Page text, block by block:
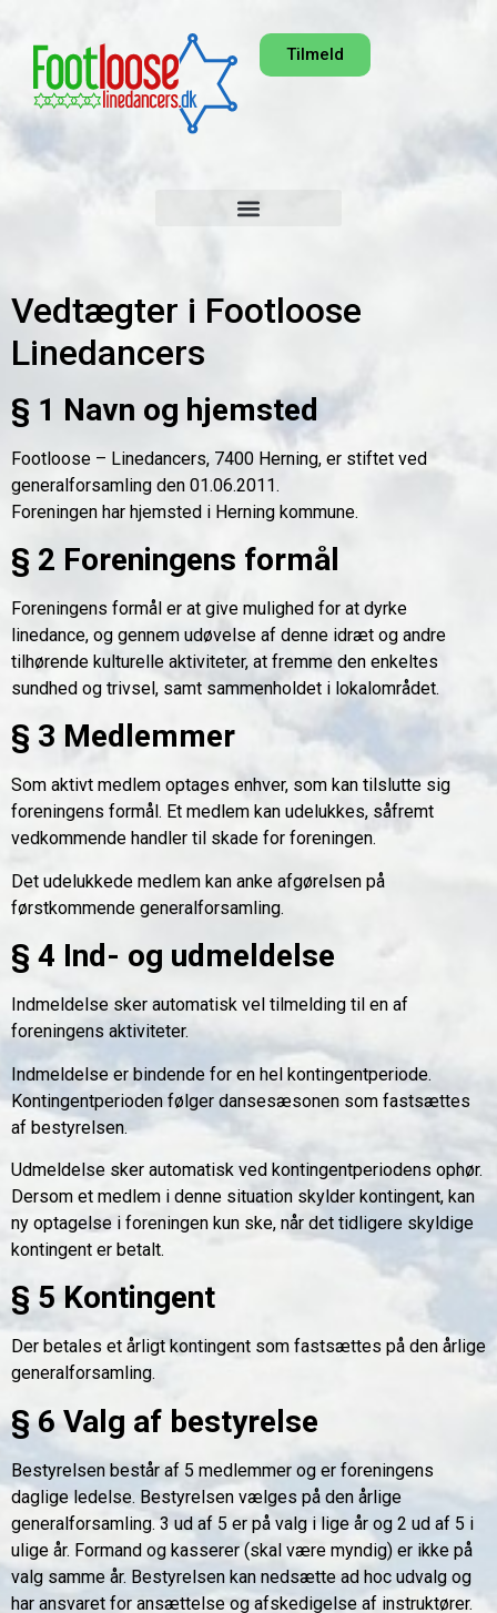
Tilmeld
Vedtægter i Footloose
Linedancers
§ 1 Navn og hjemsted
Footloose – Linedancers, 7400 Herning, er stiftet ved
generalforsamling den 01.06.2011.
Foreningen har hjemsted i Herning kommune.
§ 2 Foreningens formål
Foreningens formål er at give mulighed for at dyrke
linedance, og gennem udøvelse af denne idræt og andre
tilhørende kulturelle aktiviteter, at fremme den enkeltes
sundhed og trivsel, samt sammenholdet i lokalområdet.
§ 3 Medlemmer
Som aktivt medlem optages enhver, som kan tilslutte sig
foreningens formål. Et medlem kan udelukkes, såfremt
vedkommende handler til skade for foreningen.
Det udelukkede medlem kan anke afgørelsen på
førstkommende generalforsamling.
§ 4 Ind- og udmeldelse
Indmeldelse sker automatisk vel tilmelding til en af
foreningens aktiviteter.
Indmeldelse er bindende for en hel kontingentperiode.
Kontingentperioden følger dansesæsonen som fastsættes
af bestyrelsen.
Udmeldelse sker automatisk ved kontingentperiodens ophør.
Dersom et medlem i denne situation skylder kontingent, kan
ny optagelse i foreningen kun ske, når det tidligere skyldige
kontingent er betalt.
§ 5 Kontingent
Der betales et årligt kontingent som fastsættes på den årlige
generalforsamling.
§ 6 Valg af bestyrelse
Bestyrelsen består af 5 medlemmer og er foreningens
daglige ledelse. Bestyrelsen vælges på den årlige
generalforsamling. 3 ud af 5 er på valg i lige år og 2 ud af 5 i
ulige år. Formand og kasserer (skal være myndig) er ikke på
valg samme år. Bestyrelsen kan nedsætte ad hoc udvalg og
har ansvaret for ansættelse og afskedigelse af instruktører.